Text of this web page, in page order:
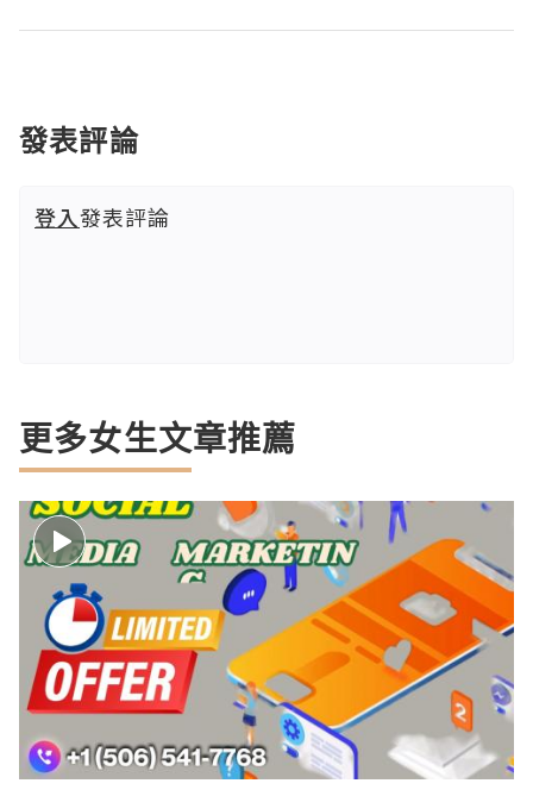
發表評論
登入發表評論
更多女生文章推薦